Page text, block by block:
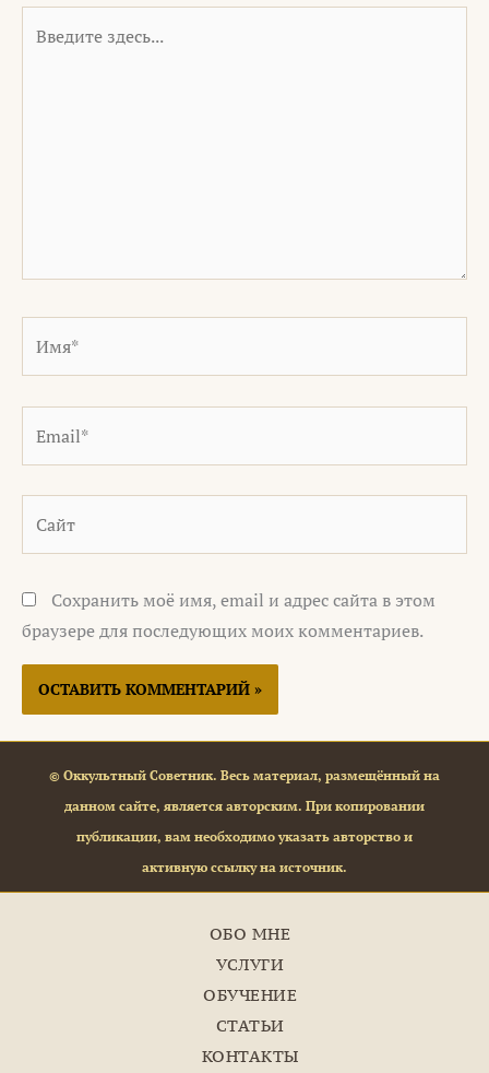
здесь...
Сохранить моё имя, email и адрес сайта в этом
браузере для последующих моих комментариев.
© Оккультный Советник. Весь материал, размещённый на
данном сайте, является авторским. При копировании
публикации, вам необходимо указать авторство и
активную ссылку на источник.
ОБО МНЕ
УСЛУГИ
ОБУЧЕНИЕ
СТАТЬИ
КОНТАКТЫ